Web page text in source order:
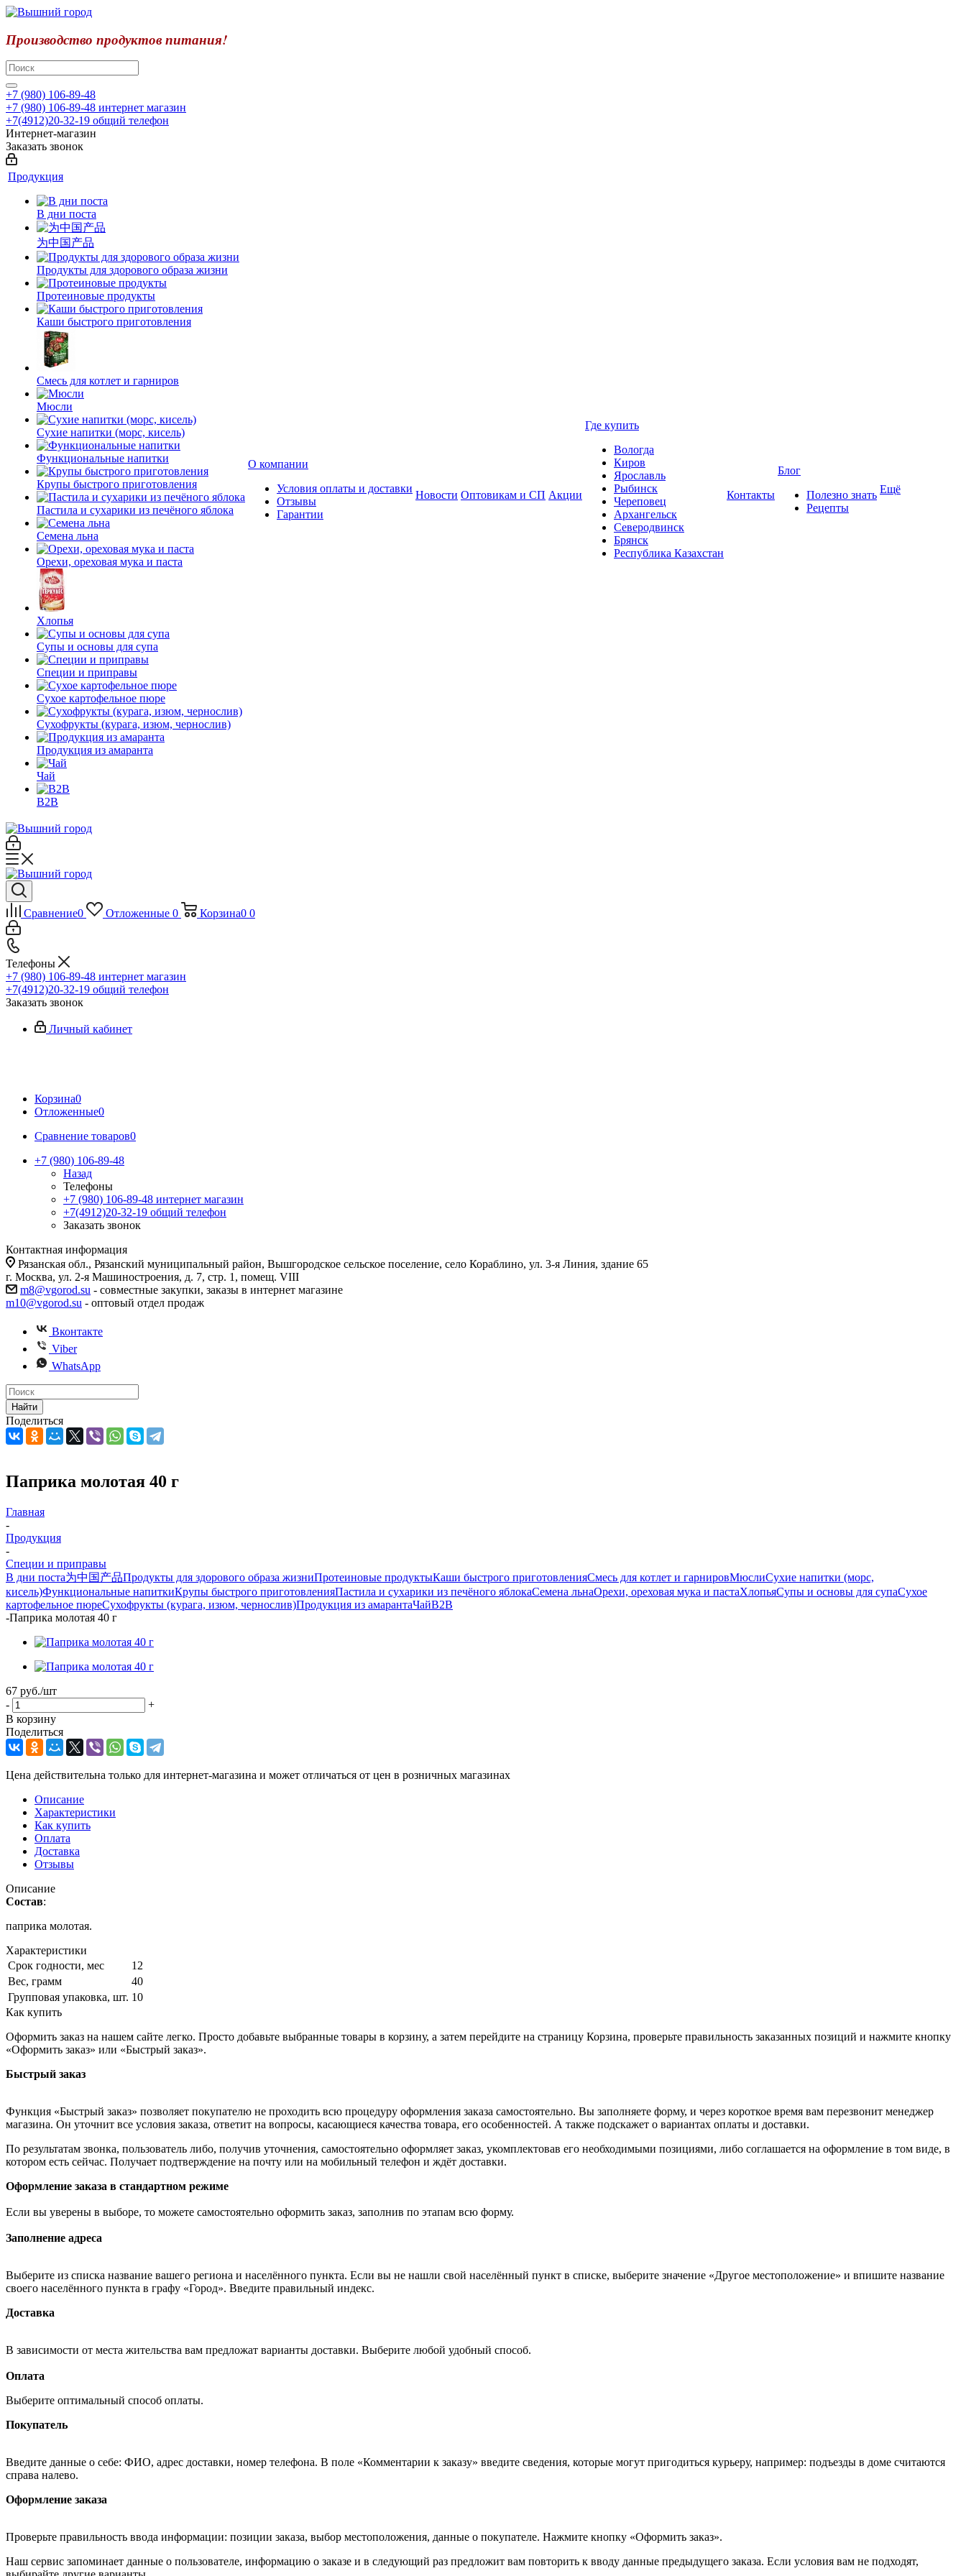
Производство продуктов питания!
+7 (980) 106-89-48
+7 (980) 106-89-48 интернет магазин
+7(4912)20-32-19 общий телефон
Интернет-магазин
Заказать звонок
Продукция
В дни поста
为中国产品
Продукты для здорового образа жизни
Протеиновые продукты
Каши быстрого приготовления
Смесь для котлет и гарниров
Мюсли
Сухие напитки (морс, кисель)
Функциональные напитки
Крупы быстрого приготовления
Пастила и сухарики из печёного яблока
Семена льна
Орехи, ореховая мука и паста
Хлопья
Супы и основы для супа
Специи и приправы
Сухое картофельное пюре
Сухофрукты (курага, изюм, чернослив)
Продукция из амаранта
Чай
B2B
О компании
Условия оплаты и доставки
Отзывы
Гарантии
Новости Оптовикам и СП Акции
Где купить
Вологда
Киров
Ярославль
Рыбинск
Череповец
Архангельск
Северодвинск
Брянск
Республика Казахстан
Контакты
Блог
Полезно знать
Рецепты
Ещё
Сравнение0 Отложенные 0 Корзина0 0
Телефоны
+7 (980) 106-89-48 интернет магазин
+7(4912)20-32-19 общий телефон
Заказать звонок
Личный кабинет
Корзина0
Отложенные0
Сравнение товаров0
+7 (980) 106-89-48
Назад
Телефоны
+7 (980) 106-89-48 интернет магазин
+7(4912)20-32-19 общий телефон
Заказать звонок
Контактная информация
Рязанская обл., Рязанский муниципальный район, Вышгородское сельское поселение, село Кораблино, ул. 3-я Линия, здание 65
г. Москва, ул. 2-я Машиностроения, д. 7, стр. 1, помещ. VIII
m8@vgorod.su - совместные закупки, заказы в интернет магазине
m10@vgorod.su - оптовый отдел продаж
Вконтакте
Viber
WhatsApp
Найти
Поделиться
Паприка молотая 40 г
Главная
-
Продукция
-
Специи и приправы
В дни поста为中国产品Продукты для здорового образа жизниПротеиновые продуктыКаши быстрого приготовленияСмесь для котлет и гарнировМюслиСухие напитки (морс,
кисель)Функциональные напиткиКрупы быстрого приготовленияПастила и сухарики из печёного яблокаСемена льнаОрехи, ореховая мука и пастаХлопьяСупы и основы для супаСухое
картофельное пюреСухофрукты (курага, изюм, чернослив)Продукция из амарантаЧайB2B
-Паприка молотая 40 г
67 руб./шт
-
+
В корзину
Поделиться
Цена действительна только для интернет-магазина и может отличаться от цен в розничных магазинах
Описание
Характеристики
Как купить
Оплата
Доставка
Отзывы
Описание
Состав:
паприка молотая.
Характеристики
Срок годности, мес
12
Вес, грамм
40
Групповая упаковка, шт. 10
Как купить
Оформить заказ на нашем сайте легко. Просто добавьте выбранные товары в корзину, а затем перейдите на страницу Корзина, проверьте правильность заказанных позиций и нажмите кнопку
«Оформить заказ» или «Быстрый заказ».
Быстрый заказ
Функция «Быстрый заказ» позволяет покупателю не проходить всю процедуру оформления заказа самостоятельно. Вы заполняете форму, и через короткое время вам перезвонит менеджер
магазина. Он уточнит все условия заказа, ответит на вопросы, касающиеся качества товара, его особенностей. А также подскажет о вариантах оплаты и доставки.
По результатам звонка, пользователь либо, получив уточнения, самостоятельно оформляет заказ, укомплектовав его необходимыми позициями, либо соглашается на оформление в том виде, в
котором есть сейчас. Получает подтверждение на почту или на мобильный телефон и ждёт доставки.
Оформление заказа в стандартном режиме
Если вы уверены в выборе, то можете самостоятельно оформить заказ, заполнив по этапам всю форму.
Заполнение адреса
Выберите из списка название вашего региона и населённого пункта. Если вы не нашли свой населённый пункт в списке, выберите значение «Другое местоположение» и впишите название
своего населённого пункта в графу «Город». Введите правильный индекс.
Доставка
В зависимости от места жительства вам предложат варианты доставки. Выберите любой удобный способ.
Оплата
Выберите оптимальный способ оплаты.
Покупатель
Введите данные о себе: ФИО, адрес доставки, номер телефона. В поле «Комментарии к заказу» введите сведения, которые могут пригодиться курьеру, например: подъезды в доме считаются
справа налево.
Оформление заказа
Проверьте правильность ввода информации: позиции заказа, выбор местоположения, данные о покупателе. Нажмите кнопку «Оформить заказ».
Наш сервис запоминает данные о пользователе, информацию о заказе и в следующий раз предложит вам повторить к вводу данные предыдущего заказа. Если условия вам не подходят,